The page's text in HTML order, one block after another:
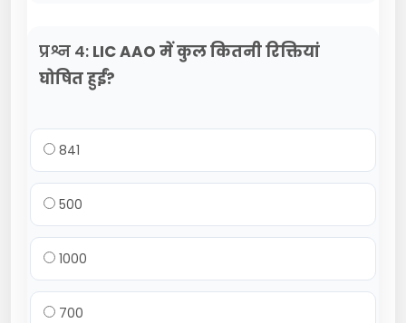
प्रश्न 4: LIC AAO में कुल कितनी रिक्तियां
घोषित हुईं?
841
500
1000
700